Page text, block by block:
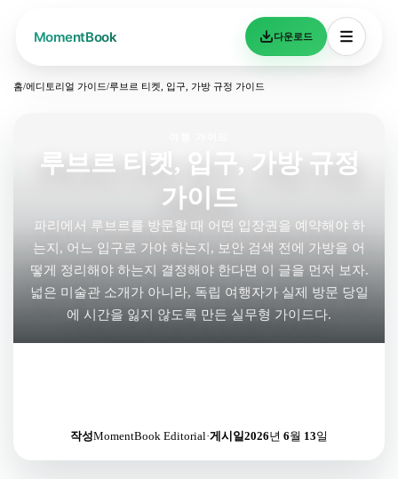
다운로드
홈/에디토리얼 가이드/루브르 티켓, 입구, 가방 규정 가이드
루브르 티켓, 입구, 가방 규정
가이드
파리에서 루브르를 방문할 때 어떤 입장권을 예약해야 하
는지, 어느 입구로 가야 하는지, 보안 검색 전에 가방을 어
떻게 정리해야 하는지 결정해야 한다면 이 글을 먼저 보자.
넓은 미술관 소개가 아니라, 독립 여행자가 실제 방문 당일
에 시간을 잃지 않도록 만든 실무형 가이드다.
작성MomentBook Editorial·게시일2026년 6월 13일